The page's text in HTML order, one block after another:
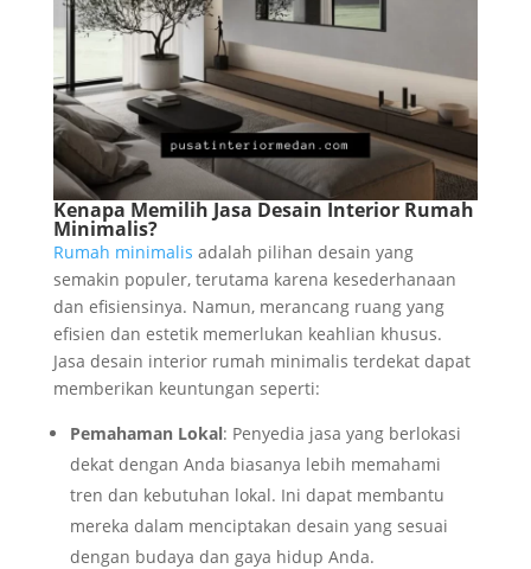
Kenapa Memilih Jasa Desain Interior Rumah
Minimalis?
Rumah minimalis adalah pilihan desain yang
semakin populer, terutama karena kesederhanaan
dan efisiensinya. Namun, merancang ruang yang
efisien dan estetik memerlukan keahlian khusus.
Jasa desain interior rumah minimalis terdekat dapat
memberikan keuntungan seperti:
Pemahaman Lokal: Penyedia jasa yang berlokasi
dekat dengan Anda biasanya lebih memahami
tren dan kebutuhan lokal. Ini dapat membantu
mereka dalam menciptakan desain yang sesuai
dengan budaya dan gaya hidup Anda.